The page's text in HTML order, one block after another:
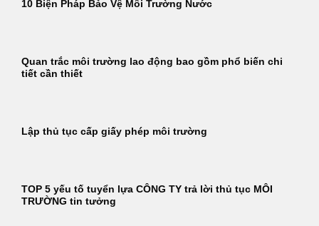
10 Biện Pháp Bảo Vệ Môi Trường Nước
Quan trắc môi trường lao động bao gồm phổ biến chi
tiết cần thiết
Lập thủ tục cấp giấy phép môi trường
TOP 5 yếu tố tuyển lựa CÔNG TY trả lời thủ tục MÔI
TRƯỜNG tin tưởng